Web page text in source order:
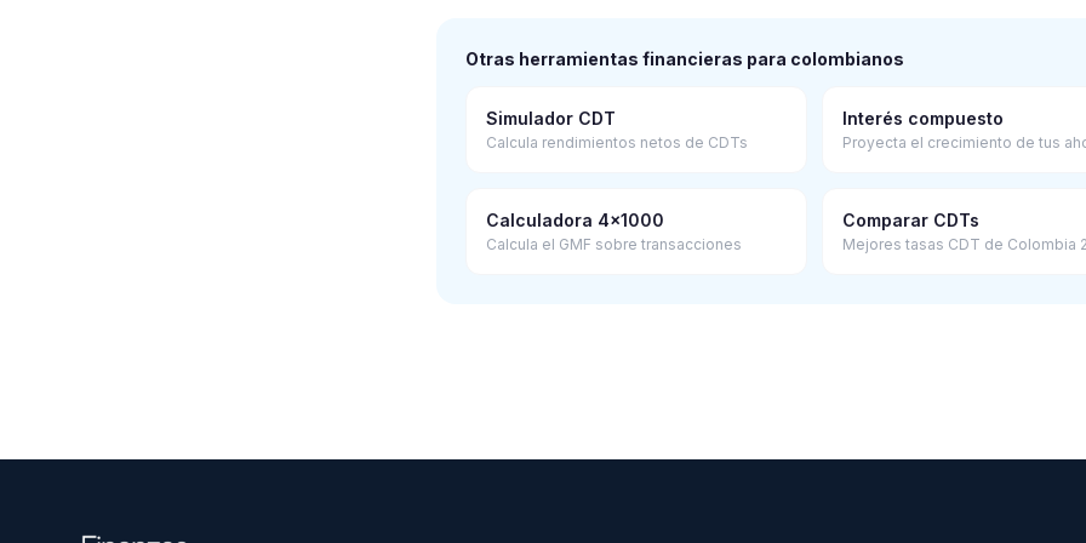
Otras herramientas financieras para colombianos
Simulador CDT
Calcula rendimientos netos de CDTs
Interés compuesto
Proyecta el crecimiento de tus
Calculadora 4×1000
Calcula el GMF sobre transacciones
Comparar CDTs
Mejores tasas CDT de Colombia